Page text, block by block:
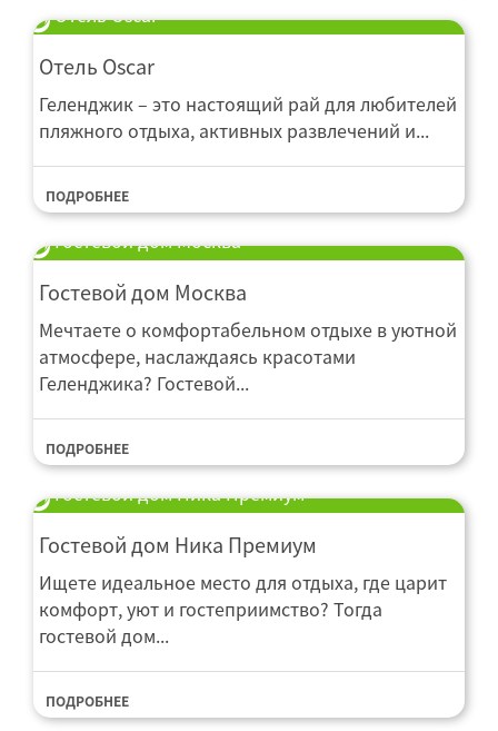
Отель Oscar
Отель Oscar
Геленджик – это настоящий рай для любителей
пляжного отдыха, активных развлечений и...
ПОДРОБНЕЕ
Гостевой дом Москва
Гостевой дом Москва
Мечтаете о комфортабельном отдыхе в уютной
атмосфере, наслаждаясь красотами
Геленджика? Гостевой...
ПОДРОБНЕЕ
Гостевой дом Ника Премиум
Гостевой дом Ника Премиум
Ищете идеальное место для отдыха, где царит
комфорт, уют и гостеприимство? Тогда
гостевой дом...
ПОДРОБНЕЕ